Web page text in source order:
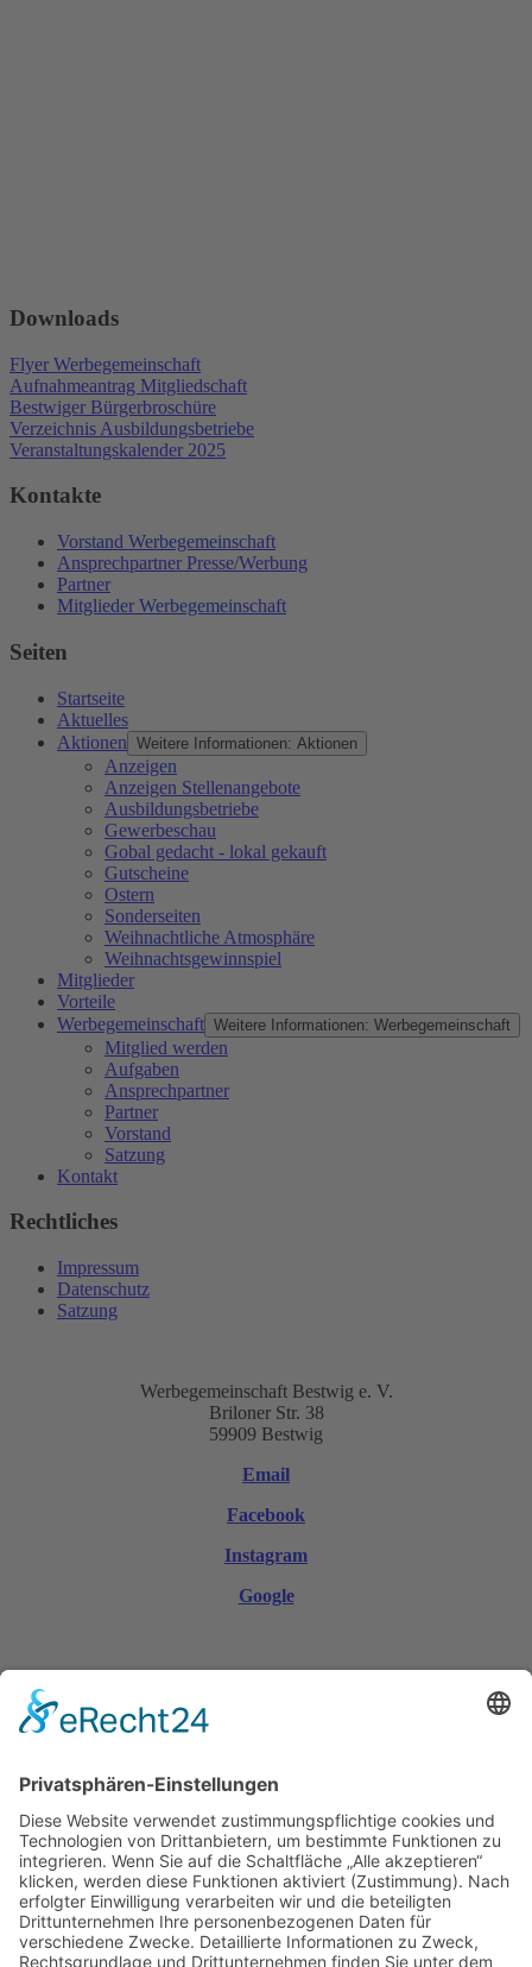
Downloads
Flyer Werbegemeinschaft
Aufnahmeantrag Mitgliedschaft
Bestwiger Bürgerbroschüre
Verzeichnis Ausbildungsbetriebe
Veranstaltungskalender 2025
Kontakte
Vorstand Werbegemeinschaft
Ansprechpartner Presse/Werbung
Partner
Mitglieder Werbegemeinschaft
Seiten
Startseite
Aktuelles
Aktionen Weitere Informationen: Aktionen
Anzeigen
Anzeigen Stellenangebote
Ausbildungsbetriebe
Gewerbeschau
Gobal gedacht - lokal gekauft
Gutscheine
Ostern
Sonderseiten
Weihnachtliche Atmosphäre
Weihnachtsgewinnspiel
Mitglieder
Vorteile
Werbegemeinschaft Weitere Informationen: Werbegemeinschaft
Mitglied werden
Aufgaben
Ansprechpartner
Partner
Vorstand
Satzung
Kontakt
Rechtliches
Impressum
Datenschutz
Satzung
Werbegemeinschaft Bestwig e. V.
Briloner Str. 38
59909 Bestwig
Email
Facebook
Instagram
Google
© Copyright 2026 | Werbegemeinschaft Bestwig e. V.
Startseite
Aktionen
Anzeigen
Anzeigen Stellenangebote
Ausbildungsbetriebe
Gewerbeschau
Gobal gedacht - lokal gekauft
Gutscheine